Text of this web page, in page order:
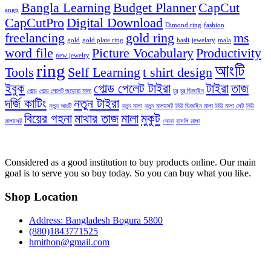
angti Bangla Learning Budget Planner CapCut
CapCutProDigital Download Dimond ring fashion
freelancing gold gold plate ring gold ring hasli jewelary mala ms
word file new jewelry Picture VocabularyProductivity
Tools ring Self Learning t shirt designআংটি
ইবুক গোল্ড গোল্ড পেলেট জড়োয়া মালা গোল্ড পেলেট টাইরা চুর চুর ডিজাইন টাইরাতাজ
দর্জি কাটিং নতুন আংটি নতুন টাইরা নতুন মালা নতুন মালাসেট নিউ ডিজাইন মালা নিউ মালা সেট নিউ
মালাসেট বিয়ের গহনামাথার তাজমালামুকুট সোনা হাসলি মালা
Considered as a good institution to buy products online. Our main
goal is to serve you so buy today. So you can buy what you like.
Shop Location
Address: Bangladesh Bogura 5800
(880)1843771525
hmithon@gmail.com